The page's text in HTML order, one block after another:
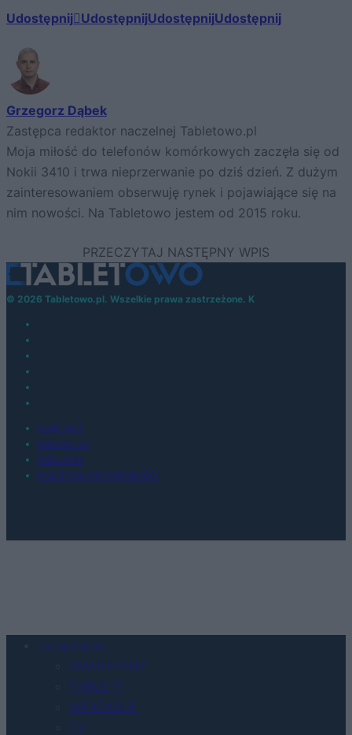
Udostępnij UdostępnijUdostępnijUdostępnij
Grzegorz Dąbek
Zastępca redaktor naczelnej Tabletowo.pl
Moja miłość do telefonów komórkowych zaczęła się od
Nokii 3410 i trwa nieprzerwanie po dziś dzień. Z dużym
zainteresowaniem obserwuję rynek i pojawiające się na
nim nowości. Na Tabletowo jestem od 2015 roku.
© 2026 Tabletowo.pl. Wszelkie prawa zastrzeżone. K
KONTAKT
REDAKCJA
REKLAMA
POLITYKA PRYWATNOŚCI
Urządzenia
SMARTFONY
TABLETY
WEARABLE
TV